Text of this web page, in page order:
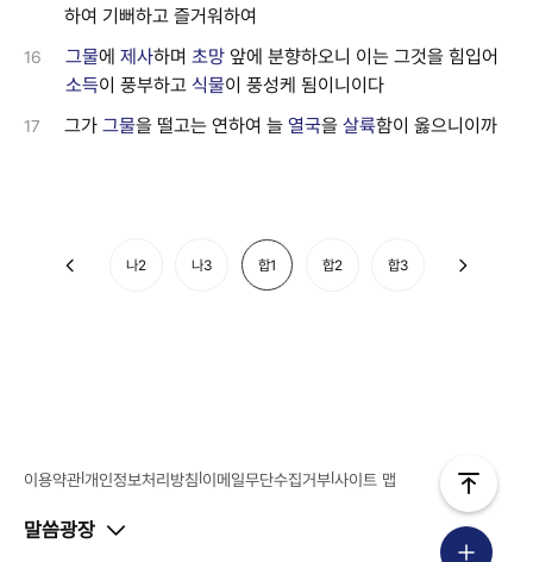
하여 기뻐하고 즐거워하여
16 그물에 제사하며 초망 앞에 분향하오니 이는 그것을 힘입어
소득이 풍부하고 식물이 풍성케 됨이니이다
17 그가 그물을 떨고는 연하여 늘 열국을 살륙함이 옳으니이까
나2 나3 합1 합2 합3
이용약관개인정보처리방침 이메일무단수집거부사이트 맵
말씀광장